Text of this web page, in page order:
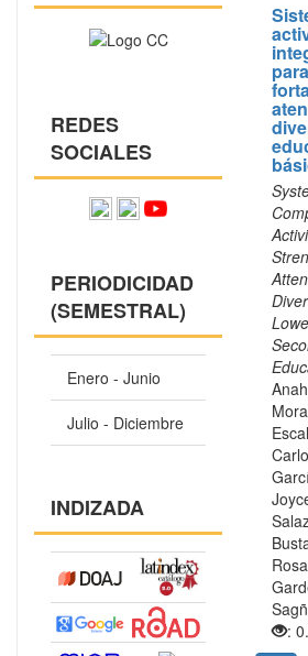
para
: 0.
REDES
SOCIALES
PERIODICIDAD
(SEMESTRAL)
Enero - Junio
Julio - Diciembre
INDIZADA